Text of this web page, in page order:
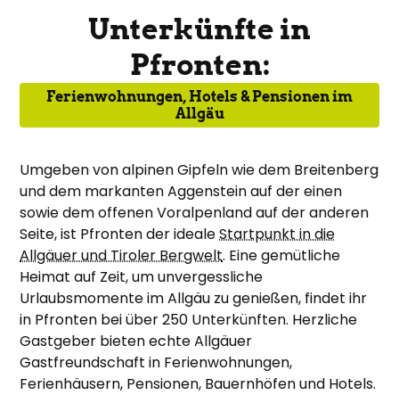
Unterkünfte in
Pfronten:
Ferienwohnungen, Hotels & Pensionen im
Allgäu
Umgeben von alpinen Gipfeln wie dem Breitenberg
und dem markanten Aggenstein auf der einen
sowie dem offenen Voralpenland auf der anderen
Seite, ist Pfronten der idealeStartpunkt in die
Allgäuer und Tiroler Bergwelt. Eine gemütliche
Heimat auf Zeit, um unvergessliche
Urlaubsmomente im Allgäu zu genießen, findet ihr
in Pfronten bei über 250 Unterkünften. Herzliche
Gastgeber bieten echte Allgäuer
Gastfreundschaft in Ferienwohnungen,
Ferienhäusern, Pensionen, Bauernhöfen und Hotels.